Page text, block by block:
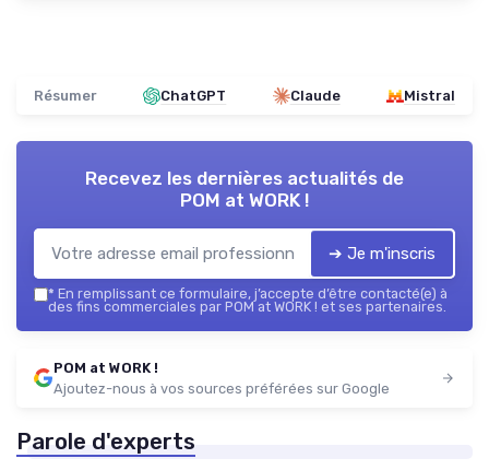
Résumer ChatGPT Claude Mistral
Recevez les dernières actualités de
POM at WORK !
➔ Je m'inscris
* En remplissant ce formulaire, j’accepte d’être contacté(e) à
des fins commerciales par POM at WORK ! et ses partenaires.
POM at WORK !
Ajoutez-nous à vos sources préférées sur Google
Parole d'experts